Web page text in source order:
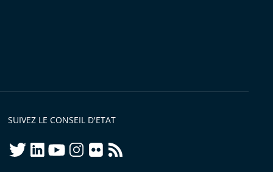
SUIVEZ LE CONSEIL D'ETAT
twitterlinkedInyoutubeinstagram
flickrrss